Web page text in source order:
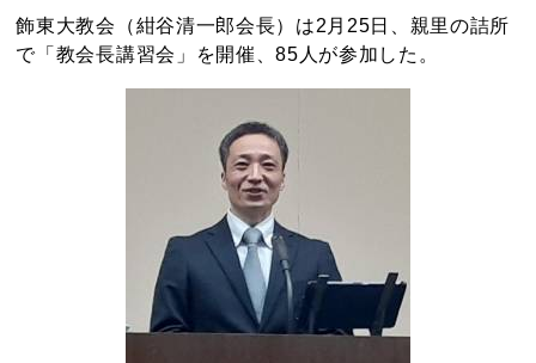
飾東大教会（紺谷清一郎会長）は2月25日、親里の詰所
で「教会長講習会」を開催、85人が参加した。